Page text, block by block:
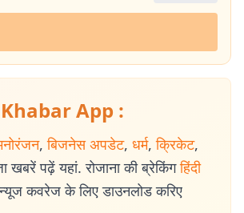
App :
, बिजनेस अपडेट, धर्म, क्रिकेट,
खबरें पढ़ें यहां. रोजाना की ब्रेकिंग हिंदी
कवरेज के लिए डाउनलोड करिए